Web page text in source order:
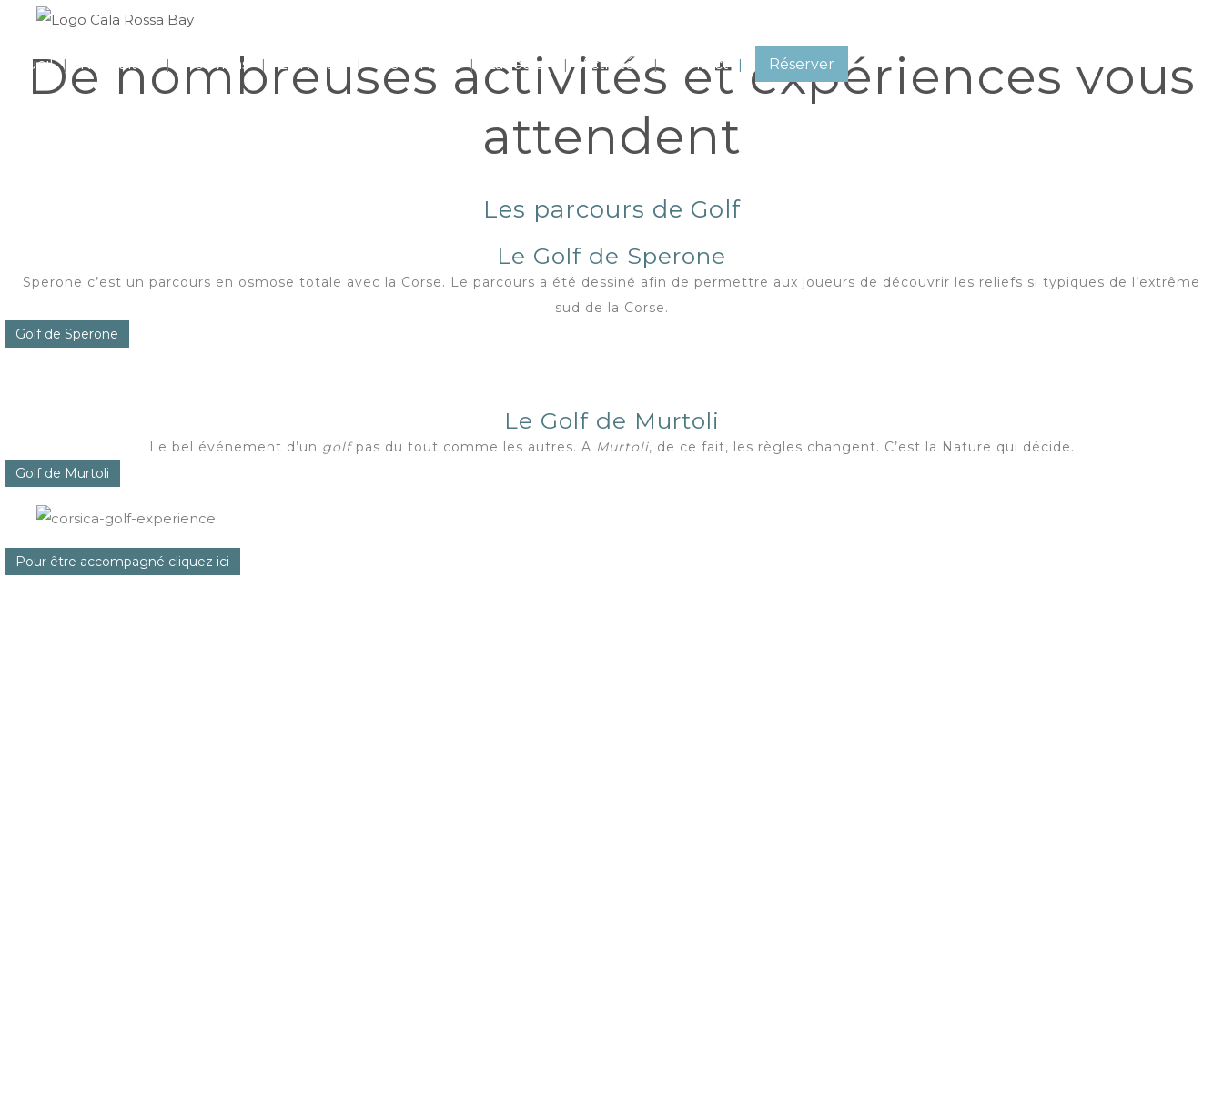
Accueil Nos suites Nos villas Le Resort Les Services La région Activités Contact Réserver
De nombreuses activités et expériences vous
attendent
Les parcours de Golf
Le Golf de Sperone
Sperone c’est un parcours en osmose totale avec la Corse. Le parcours a été dessiné afin de permettre aux joueurs de découvrir les reliefs si typiques de l’extrême
sud de la Corse.
Golf de Sperone
Le Golf de Murtoli
Le bel événement d’un golfpas du tout comme les autres. A Murtoli, de ce fait, les règles changent. C’est la Nature qui décide.
Golf de Murtoli
Pour être accompagné cliquez ici